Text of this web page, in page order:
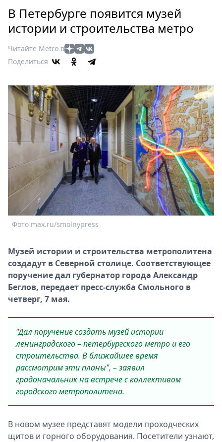
Россия
Мир
Здоровье
Туризм
Мода
Театр
Кино
Афиша
Книги
Выставки
Пресс-
релизы
О
Metro
Стримы
Выборы
2026
Скачай
Metro
В Петербурге появится музей
истории и строительства метро
Читайте Metro в
Поделиться
Фото max.ru/smolnypress
Музей истории и строительства метрополитена
создадут в Северной столице. Соответствующее
поручение дал губернатор города Александр
Беглов, передает пресс-служба Смольного в
четверг, 7 мая.
"Дал поручение создать музей истории
ленинградского – петербургского метро и его
строительства. В ближайшее время
рассмотрим эти планы", – заявил
градоначальник на встрече с коллективом
городского метрополитена.
В новом музее представят модели проходческих
щитов и горного оборудования. Посетители узнают,